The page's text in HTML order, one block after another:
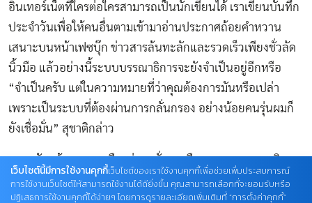
อินเทอร์เน็ตที่ใครต่อใครสามารถเป็นนักเขียนได้ เราเขียนบันทึก
ประจำวันเพื่อให้คนอื่นตามเข้ามาอ่านประกาศถ้อยคำหวาน
เสนาะบนหน้าเฟซบุ๊ก ข่าวสารล้นทะลักและรวดเร็วเพียงชั่วลัด
นิ้วมือ แล้วอย่างนี้ระบบบรรณาธิการจะยังจำเป็นอยู่อีกหรือ
“จำเป็นครับ แต่ในความหมายที่ว่าคุณต้องการมันหรือเปล่า
เพราะเป็นระบบที่ต้องผ่านการกลั่นกรอง อย่างน้อยคนรุ่นผมก็
ยังเชื่อมั่น” สุชาติกล่าว
ความขัดแย้งทางการเมืองล่าสุดสั่นสะเทือนแวดวงบรรณาธิการ
ไม่น้อย สมยศ พฤกษาเกษมสุข บรรณาธิการผู้พิมพ์ผู้โฆษณา ถูก
พิพากษาจำคุกรวม 11 ปี ทั้งในคดีหมิ่นสถาบันและหมิ่นประมาท
เว็บไซต์นี้มีการใช้งานคุกกี้เว็บไซต์ของเราใช้งานคุกกี้เพื่อช่วยเพิ่มประสบการณ์
การใช้งานเว็บไซต์ให้สามารถใช้งานได้ดียิ่งขึ้น คุณสามารถเลือกที่จะยอมรับหรือ
ปฏิเสธการใช้งานคุกกี้ได้ง่ายๆ โดยการดูรายละเอียดเพิ่มเติมที่ “การตั้งค่าคุกกี้”